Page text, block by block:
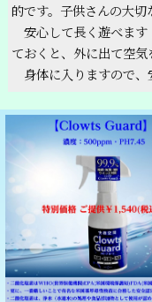
的です。子供さんの大
安心して長く遊べます
ておくと、外に出て空
身体に入りますので、